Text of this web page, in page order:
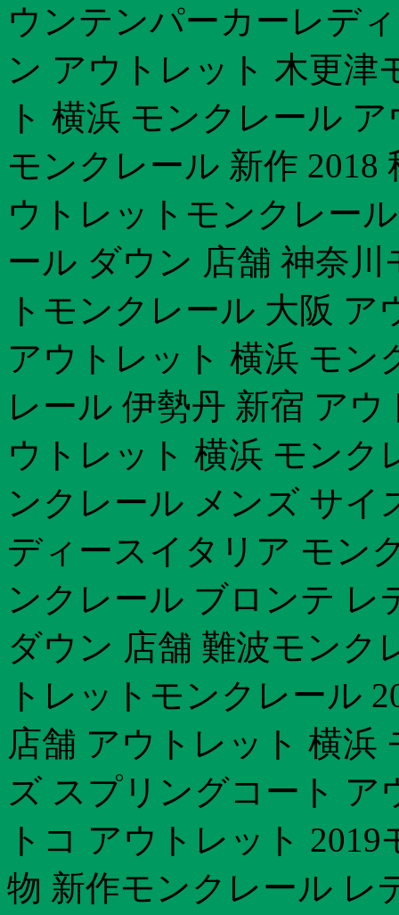
ウンテンパーカーレデ
ン アウトレット 木更津
ト 横浜 モンクレール
モンクレール 新作 2018
ウトレットモンクレー
ール ダウン 店舗 神奈
トモンクレール 大阪
アウトレット 横浜 モン
レール 伊勢丹 新宿 ア
ウトレット 横浜 モンク
ンクレール メンズ サイ
ディースイタリア モン
ンクレール ブロンテ
ダウン 店舗 難波モンク
トレットモンクレール
店舗 アウトレット 横浜
ズ スプリングコート
トコ アウトレット
物 新作モンクレール レ